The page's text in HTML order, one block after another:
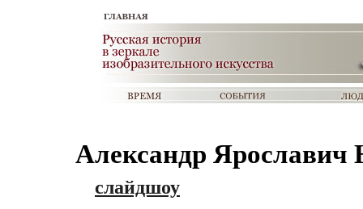
Александр Ярославич
слайдшоу